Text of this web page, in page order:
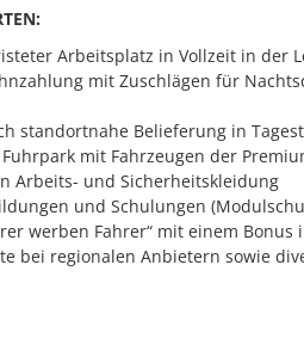
Arbeitsplatz in Vollzeit in der
mit Zuschlägen für
standortnahe Belieferung in
mit Fahrzeugen der
Arbeits- und Sicherheitskleidung
und Schulungen
werben Fahrer“ mit einem Bonus
bei regionalen Anbietern sowie